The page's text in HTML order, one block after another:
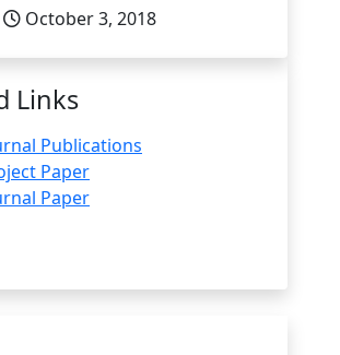
October 3, 2018
Links
Publications
Paper
Paper